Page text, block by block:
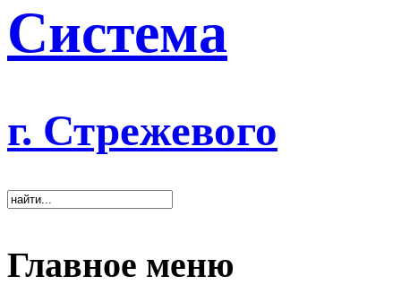
Система
г. Стрежевого
Главное меню